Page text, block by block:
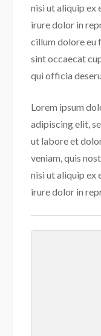
nisi ut aliquip ex
irure dolor in
cillum dolore eu
sint occaecat
qui officia
Lorem ipsum
adipiscing elit,
ut labore et
veniam, quis
nisi ut aliquip ex
irure dolor in